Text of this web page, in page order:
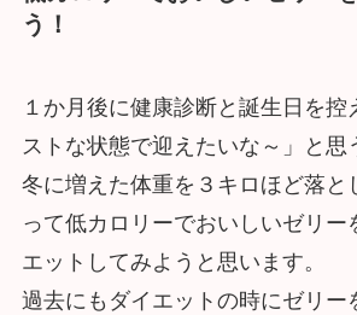
う！
１か月後に健康診断と誕生日を控
ストな状態で迎えたいな～」と思
冬に増えた体重を３キロほど落と
って低カロリーでおいしいゼリー
エットしてみようと思います。
過去にもダイエットの時にゼリー